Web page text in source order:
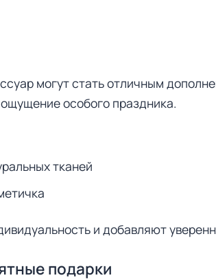
могут стать отличным
особого праздника.
тканей
и добавляют
подарки